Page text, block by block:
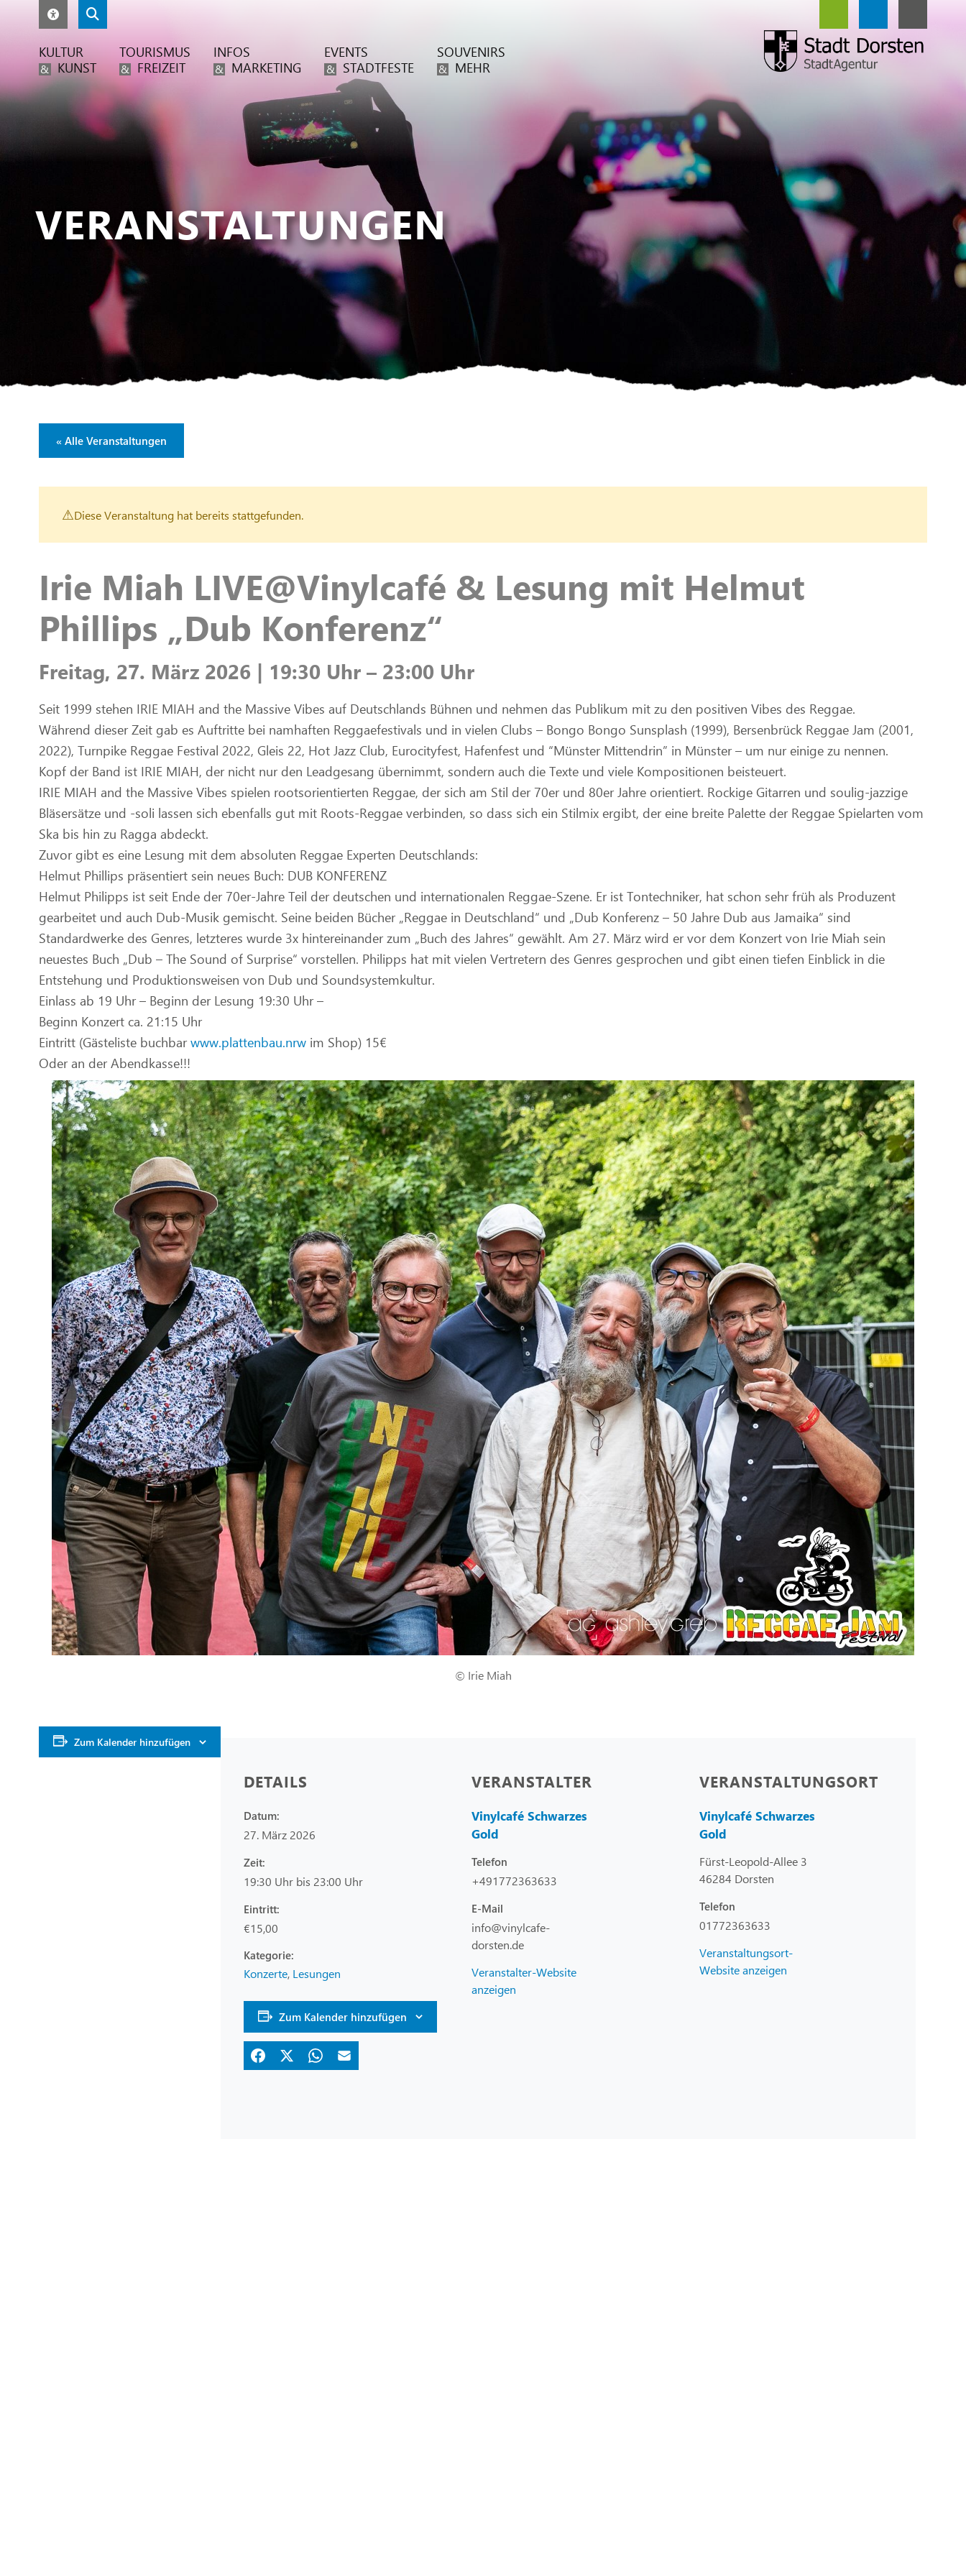
KULTUR
& KUNST
TOURISMUS
& FREIZEIT
INFOS
& MARKETING
EVENTS
& STADTFESTE
SOUVENIRS
& MEHR
VERANSTALTUNGEN
« Alle Veranstaltungen
Diese Veranstaltung hat bereits stattgefunden.
Irie Miah LIVE@Vinylcafé & Lesung mit Helmut
Phillips „Dub Konferenz“
Freitag, 27. März 2026 | 19:30 Uhr – 23:00 Uhr
Seit 1999 stehen IRIE MIAH and the Massive Vibes auf Deutschlands Bühnen und nehmen das Publikum mit zu den positiven Vibes des Reggae.
Während dieser Zeit gab es Auftritte bei namhaften Reggaefestivals und in vielen Clubs – Bongo Bongo Sunsplash (1999), Bersenbrück Reggae Jam (2001,
2022), Turnpike Reggae Festival 2022, Gleis 22, Hot Jazz Club, Eurocityfest, Hafenfest und “Münster Mittendrin” in Münster – um nur einige zu nennen.
Kopf der Band ist IRIE MIAH, der nicht nur den Leadgesang übernimmt, sondern auch die Texte und viele Kompositionen beisteuert.
IRIE MIAH and the Massive Vibes spielen rootsorientierten Reggae, der sich am Stil der 70er und 80er Jahre orientiert. Rockige Gitarren und soulig-jazzige
Bläsersätze und -soli lassen sich ebenfalls gut mit Roots-Reggae verbinden, so dass sich ein Stilmix ergibt, der eine breite Palette der Reggae Spielarten vom
Ska bis hin zu Ragga abdeckt.
Zuvor gibt es eine Lesung mit dem absoluten Reggae Experten Deutschlands:
Helmut Phillips präsentiert sein neues Buch: DUB KONFERENZ
Helmut Philipps ist seit Ende der 70er-Jahre Teil der deutschen und internationalen Reggae-Szene. Er ist Tontechniker, hat schon sehr früh als Produzent
gearbeitet und auch Dub-Musik gemischt. Seine beiden Bücher „Reggae in Deutschland“ und „Dub Konferenz – 50 Jahre Dub aus Jamaika“ sind
Standardwerke des Genres, letzteres wurde 3x hintereinander zum „Buch des Jahres“ gewählt. Am 27. März wird er vor dem Konzert von Irie Miah sein
neuestes Buch „Dub – The Sound of Surprise“ vorstellen. Philipps hat mit vielen Vertretern des Genres gesprochen und gibt einen tiefen Einblick in die
Entstehung und Produktionsweisen von Dub und Soundsystemkultur.
Einlass ab 19 Uhr – Beginn der Lesung 19:30 Uhr –
Beginn Konzert ca. 21:15 Uhr
Eintritt (Gästeliste buchbarwww.plattenbau.nrw im Shop) 15€
Oder an der Abendkasse!!!
© Irie Miah
Zum Kalender hinzufügen
DETAILS
Datum:
27. März 2026
Zeit:
19:30 Uhr bis 23:00 Uhr
Eintritt:
€15,00
Konzerte, Lesungen
Zum Kalender hinzufügen
VERANSTALTER
Vinylcafé Schwarzes
Gold
Telefon
+491772363633
E-Mail
info@vinylcafe-
dorsten.de
Veranstalter-Website
anzeigen
VERANSTALTUNGSORT
Vinylcafé Schwarzes
Gold
Fürst-Leopold-Allee 3
46284 Dorsten
Telefon
01772363633
Veranstaltungsort-
Website anzeigen